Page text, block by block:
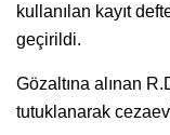
kullanılan kayıt
geçirildi.
Gözaltına alınan
tutuklanarak